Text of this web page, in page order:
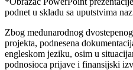
podnet u skladu sa uputstvima
Zbog međunarodnog
projekta, podnesena
engleskom jeziku, osim u
podnosioca prijave i finansijski